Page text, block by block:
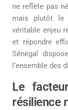
ne reflète pas
mais plutôt le
véritable enjeu
et répondre
Sénégal
l’ensemble des
Le
résilience